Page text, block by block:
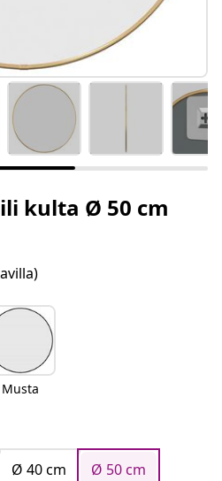
kulta Ø 50 cm
Musta
Ø 40 cm
Ø 50 cm